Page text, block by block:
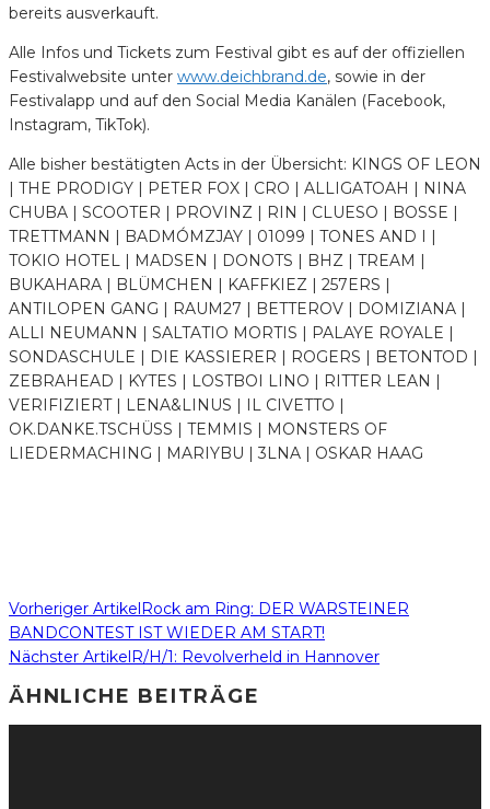
bereits ausverkauft.
Alle Infos und Tickets zum Festival gibt es auf der offiziellen
Festivalwebsite unter www.deichbrand.de, sowie in der
Festivalapp und auf den Social Media Kanälen (Facebook,
Instagram, TikTok).
Alle bisher bestätigten Acts in der Übersicht: KINGS OF LEON
| THE PRODIGY | PETER FOX | CRO | ALLIGATOAH | NINA
CHUBA | SCOOTER | PROVINZ | RIN | CLUESO | BOSSE |
TRETTMANN | BADMÓMZJAY | 01099 | TONES AND I |
TOKIO HOTEL | MADSEN | DONOTS | BHZ | TREAM |
BUKAHARA | BLÜMCHEN | KAFFKIEZ | 257ERS |
ANTILOPEN GANG | RAUM27 | BETTEROV | DOMIZIANA |
ALLI NEUMANN | SALTATIO MORTIS | PALAYE ROYALE |
SONDASCHULE | DIE KASSIERER | ROGERS | BETONTOD |
ZEBRAHEAD | KYTES | LOSTBOI LINO | RITTER LEAN |
VERIFIZIERT | LENA&LINUS | IL CIVETTO |
OK.DANKE.TSCHÜSS | TEMMIS | MONSTERS OF
LIEDERMACHING | MARIYBU | 3LNA | OSKAR HAAG
Vorheriger ArtikelRock am Ring: DER WARSTEINER
BANDCONTEST IST WIEDER AM START!
Nächster ArtikelR/H/1: Revolverheld in Hannover
ÄHNLICHE BEITRÄGE